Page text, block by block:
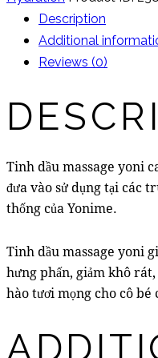
quantityDescription
Additional
Reviews (0)
Tinh dầu massage yoni
đưa vào sử dụng tại các
thống của Yonime.
Tinh dầu massage yoni
hưng phấn, giảm khô
hào tươi mọng cho cô bé